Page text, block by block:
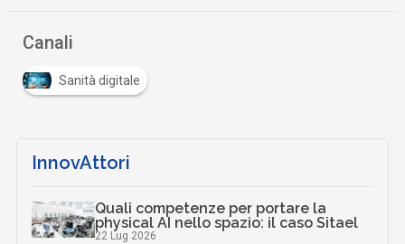
Canali
Sanità digitale
InnovAttori
Quali competenze per portare la
physical AI nello spazio: il caso Sitael
22 Lug 2026